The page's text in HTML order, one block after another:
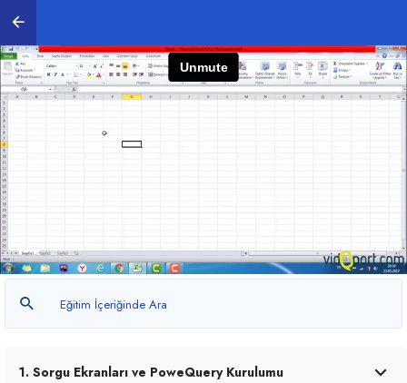
1. Sorgu Ekranları ve PoweQuery Kurulumu